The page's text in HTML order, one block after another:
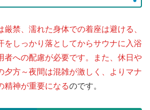
厳禁、濡れた身体での着座は避ける、
をしっかり落としてからサウナに入浴
者への配慮が必要です。また、休日や
夕方～夜間は混雑が激しく、よりマナ
精神が重要になるのです。